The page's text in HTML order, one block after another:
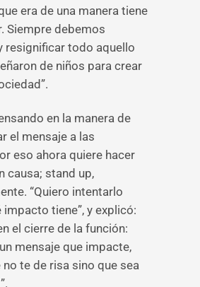
era de una manera tiene
Siempre debemos
resignificar todo aquello
de niños para crear
en la manera de
el mensaje a las
eso ahora quiere hacer
causa; stand up,
“Quiero intentarlo
impacto tiene”, y explicó:
el cierre de la función:
mensaje que impacte,
no te de risa sino que sea